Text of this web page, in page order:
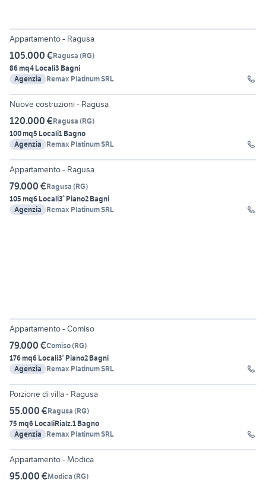
Appartamento - Ragusa
105.000 €Ragusa (RG)
86 mq4 Locali3 Bagni
Agenzia
Remax Platinum SRL
22
Nuove costruzioni - Ragusa
120.000 €Ragusa (RG)
100 mq5 Locali1 Bagno
Agenzia
Remax Platinum SRL
28
Appartamento - Ragusa
79.000 €Ragusa (RG)
105 mq6 Locali3° Piano2 Bagni
Agenzia
Remax Platinum SRL
Appartamento - Comiso
79.000 €Comiso(RG)
176 mq6 Locali3° Piano2 Bagni
Agenzia
Remax Platinum SRL
30
Porzione di villa - Ragusa
55.000 €Ragusa (RG)
75 mq6 LocaliRialz.1 Bagno
Agenzia
Remax Platinum SRL
22
Appartamento - Modica
95.000 €Modica (RG)